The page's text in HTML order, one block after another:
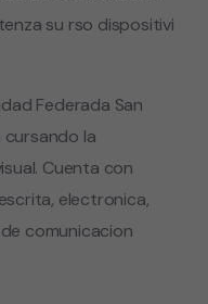
su rso dispositivi
Federada San
la
Cuenta con
electronica,
comunicacion